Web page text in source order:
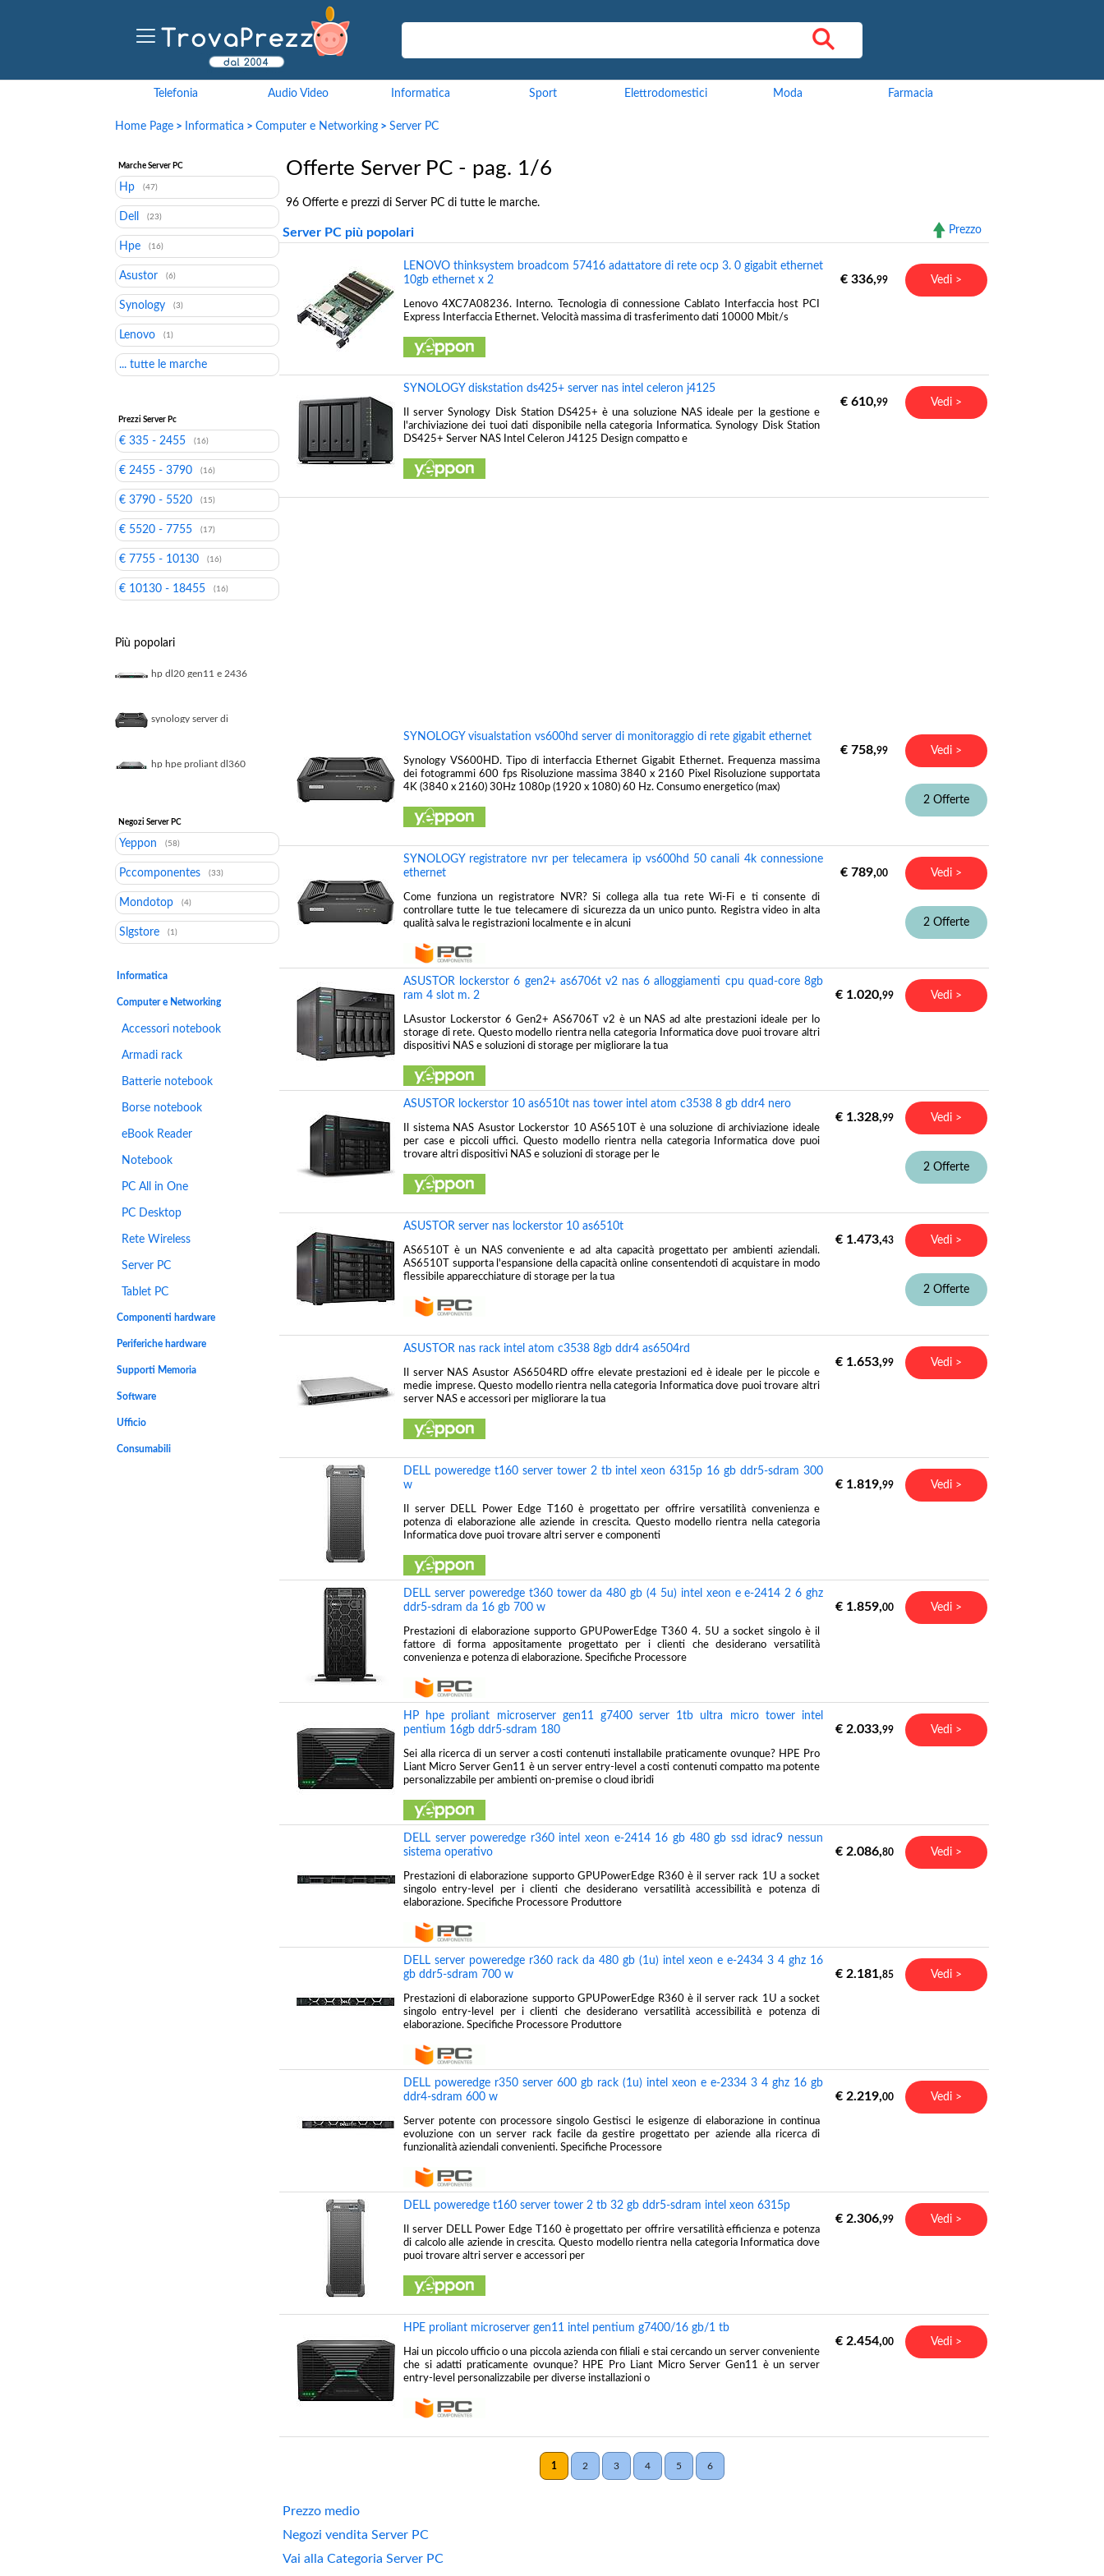
Telefonia Audio Video Informatica Sport Elettrodomestici Moda Farmacia
Home Page > Informatica > Computer e Networking > Server PC
Marche Server PC
Hp (47)
Dell (23)
Hpe (16)
Asustor (6)
Synology (3)
Lenovo (1)
... tutte le marche
Prezzi Server Pc
€ 335 - 2455 (16)
€ 2455 - 3790 (16)
€ 3790 - 5520 (15)
€ 5520 - 7755 (17)
€ 7755 - 10130 (16)
€ 10130 - 18455 (16)
Più popolari
hp dl20 gen11 e 2436
synology server di
hp hpe proliant dl360
Negozi Server PC
Yeppon (58)
Pccomponentes (33)
Mondotop (4)
Slgstore (1)
Informatica
Computer e Networking
Accessori notebook
Armadi rack
Batterie notebook
Borse notebook
eBook Reader
Notebook
PC All in One
PC Desktop
Rete Wireless
Server PC
Tablet PC
Componenti hardware
Periferiche hardware
Supporti Memoria
Software
Ufficio
Consumabili
Offerte Server PC - pag. 1/6
96 Offerte e prezzi di Server PC di tutte le marche.
Server PC più popolari Prezzo
LENOVO thinksystem broadcom 57416 adattatore di rete ocp 3. 0 gigabit ethernet
10gb ethernet x 2
Lenovo 4XC7A08236. Interno. Tecnologia di connessione Cablato Interfaccia host PCI
Express Interfaccia Ethernet. Velocità massima di trasferimento dati 10000 Mbit/s
€ 336,99 Vedi >
SYNOLOGY diskstation ds425+ server nas intel celeron j4125
Il server Synology Disk Station DS425+ è una soluzione NAS ideale per la gestione e
l'archiviazione dei tuoi dati disponibile nella categoria Informatica. Synology Disk Station
DS425+ Server NAS Intel Celeron J4125 Design compatto e
€ 610,99 Vedi >
SYNOLOGY visualstation vs600hd server di monitoraggio di rete gigabit ethernet
Synology VS600HD. Tipo di interfaccia Ethernet Gigabit Ethernet. Frequenza massima
dei fotogrammi 600 fps Risoluzione massima 3840 x 2160 Pixel Risoluzione supportata
4K (3840 x 2160) 30Hz 1080p (1920 x 1080) 60 Hz. Consumo energetico (max)
€ 758,99 Vedi >
2 Offerte
SYNOLOGY registratore nvr per telecamera ip vs600hd 50 canali 4k connessione
ethernet
Come funziona un registratore NVR? Si collega alla tua rete Wi-Fi e ti consente di
controllare tutte le tue telecamere di sicurezza da un unico punto. Registra video in alta
qualità salva le registrazioni localmente e in alcuni
€ 789,00 Vedi >
2 Offerte
ASUSTOR lockerstor 6 gen2+ as6706t v2 nas 6 alloggiamenti cpu quad-core 8gb
ram 4 slot m. 2
LAsustor Lockerstor 6 Gen2+ AS6706T v2 è un NAS ad alte prestazioni ideale per lo
storage di rete. Questo modello rientra nella categoria Informatica dove puoi trovare altri
dispositivi NAS e soluzioni di storage per migliorare la tua
€ 1.020,99 Vedi >
ASUSTOR lockerstor 10 as6510t nas tower intel atom c3538 8 gb ddr4 nero
Il sistema NAS Asustor Lockerstor 10 AS6510T è una soluzione di archiviazione ideale
per case e piccoli uffici. Questo modello rientra nella categoria Informatica dove puoi
trovare altri dispositivi NAS e soluzioni di storage per le
€ 1.328,99 Vedi >
2 Offerte
ASUSTOR server nas lockerstor 10 as6510t
AS6510T è un NAS conveniente e ad alta capacità progettato per ambienti aziendali.
AS6510T supporta l'espansione della capacità online consentendoti di acquistare in modo
flessibile apparecchiature di storage per la tua
€ 1.473,43 Vedi >
2 Offerte
ASUSTOR nas rack intel atom c3538 8gb ddr4 as6504rd
Il server NAS Asustor AS6504RD offre elevate prestazioni ed è ideale per le piccole e
medie imprese. Questo modello rientra nella categoria Informatica dove puoi trovare altri
server NAS e accessori per migliorare la tua
€ 1.653,99 Vedi >
DELL poweredge t160 server tower 2 tb intel xeon 6315p 16 gb ddr5-sdram 300
w
Il server DELL Power Edge T160 è progettato per offrire versatilità convenienza e
potenza di elaborazione alle aziende in crescita. Questo modello rientra nella categoria
Informatica dove puoi trovare altri server e componenti
€ 1.819,99 Vedi >
DELL server poweredge t360 tower da 480 gb (4 5u) intel xeon e e-2414 2 6 ghz
ddr5-sdram da 16 gb 700 w
Prestazioni di elaborazione supporto GPUPowerEdge T360 4. 5U a socket singolo è il
fattore di forma appositamente progettato per i clienti che desiderano versatilità
convenienza e potenza di elaborazione. Specifiche Processore
€ 1.859,00 Vedi >
HP hpe proliant microserver gen11 g7400 server 1tb ultra micro tower intel
pentium 16gb ddr5-sdram 180
Sei alla ricerca di un server a costi contenuti installabile praticamente ovunque? HPE Pro
Liant Micro Server Gen11 è un server entry-level a costi contenuti compatto ma potente
personalizzabile per ambienti on-premise o cloud ibridi
€ 2.033,99 Vedi >
DELL server poweredge r360 intel xeon e-2414 16 gb 480 gb ssd idrac9 nessun
sistema operativo
Prestazioni di elaborazione supporto GPUPowerEdge R360 è il server rack 1U a socket
singolo entry-level per i clienti che desiderano versatilità accessibilità e potenza di
elaborazione. Specifiche Processore Produttore
€ 2.086,80 Vedi >
DELL server poweredge r360 rack da 480 gb (1u) intel xeon e e-2434 3 4 ghz 16
gb ddr5-sdram 700 w
Prestazioni di elaborazione supporto GPUPowerEdge R360 è il server rack 1U a socket
singolo entry-level per i clienti che desiderano versatilità accessibilità e potenza di
elaborazione. Specifiche Processore Produttore
€ 2.181,85 Vedi >
DELL poweredge r350 server 600 gb rack (1u) intel xeon e e-2334 3 4 ghz 16 gb
ddr4-sdram 600 w
Server potente con processore singolo Gestisci le esigenze di elaborazione in continua
evoluzione con un server rack facile da gestire progettato per aziende alla ricerca di
funzionalità aziendali convenienti. Specifiche Processore
€ 2.219,00 Vedi >
DELL poweredge t160 server tower 2 tb 32 gb ddr5-sdram intel xeon 6315p
Il server DELL Power Edge T160 è progettato per offrire versatilità efficienza e potenza
di calcolo alle aziende in crescita. Questo modello rientra nella categoria Informatica dove
puoi trovare altri server e accessori per
€ 2.306,99 Vedi >
HPE proliant microserver gen11 intel pentium g7400/16 gb/1 tb
Hai un piccolo ufficio o una piccola azienda con filiali e stai cercando un server conveniente
che si adatti praticamente ovunque? HPE Pro Liant Micro Server Gen11 è un server
entry-level personalizzabile per diverse installazioni o
€ 2.454,00 Vedi >
1 2 3 4 5 6
Prezzo medio
Negozi vendita Server PC
Vai alla Categoria Server PC